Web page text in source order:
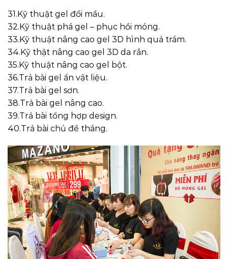
31.Kỹ thuật gel đổi mầu.
32.Kỹ thuật phá gel – phục hồi móng.
33.Kỹ thuật nâng cao gel 3D hình quả trám.
34.Kỹ thật nâng cao gel 3D da rắn.
35.Kỹ thuật nâng cao gel bột.
36.Trả bài gel ẩn vật liệu.
37.Trả bài gel sơn.
38.Trả bài gel nâng cao.
39.Trả bài tổng hợp design.
40.Trả bài chủ đề tháng.